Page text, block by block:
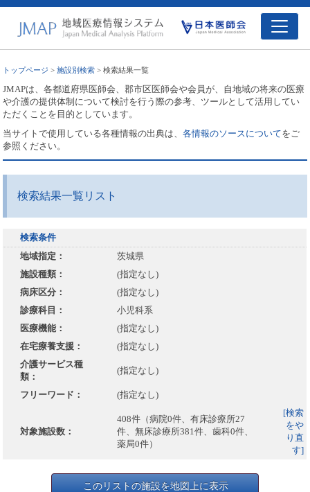
トップページ >施設別検索 > 検索結果一覧
JMAPは、各都道府県医師会、郡市区医師会や会員が、自地域の将来の医療
や介護の提供体制について検討を行う際の参考、ツールとして活用してい
ただくことを目的としています。
当サイトで使用している各種情報の出典は、各情報のソースについてをご
参照ください。
検索結果一覧リスト
検索条件
地域指定：
茨城県
施設種類：
(指定なし)
病床区分：
(指定なし)
診療科目：
小児科系
医療機能：
(指定なし)
在宅療養支援：
(指定なし)
介護サービス種
類：
(指定なし)
フリーワード： (指定なし)
対象施設数：
408件（病院0件、有床診療所27
件、無床診療所381件、歯科0件、
薬局0件）
[検索
をや
り直
す]
このリストの施設を地図上に表示